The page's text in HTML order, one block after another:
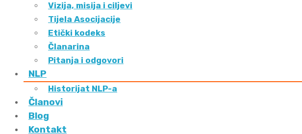
Vizija, misija i ciljevi
Tijela Asocijacije
Etički kodeks
Članarina
Pitanja i odgovori
NLP
Historijat NLP-a
Članovi
Blog
Kontakt